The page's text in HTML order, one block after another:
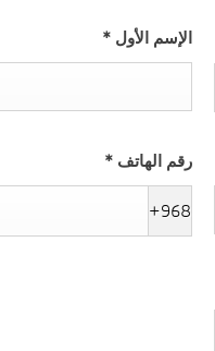
الإسم الأول *
رقم الهاتف *
+968